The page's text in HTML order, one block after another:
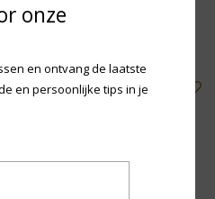
Graceful Pearl White
onze
en ontvang de laatste
en persoonlijke tips in je